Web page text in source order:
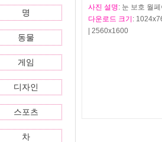
명
동물
게임
디자인
스포츠
차
사진 설명: 눈 보호 월
다운로드 크기 :
| 2560x1600